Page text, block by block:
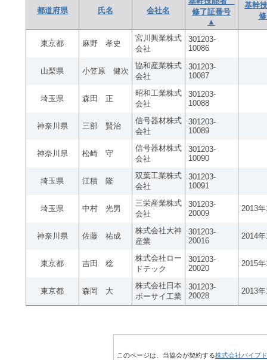
都道府県 氏名 会社名
修了証番号
▲
基幹
東京都 麻野 孝史
宮川興業株式
会社
301203-
10086
山梨県 小笠原 健次
協和産業株式
会社
301203-
10087
埼玉県 森田 正
昭和工業株式
会社
301203-
10088
神奈川県 三部 賢治
信号器材株式
会社
301203-
10089
神奈川県 松崎 守
信号器材株式
会社
301203-
10090
埼玉県 江積 隆
双葉工業株式
会社
301203-
10091
埼玉県 中村 光男
三栄産業株式
会社
301203-
20009
2013
神奈川県 佐藤 祐成
株式会社大神
産業
301203-
20016
2014
東京都 吉田 稔
株式会社ロー
ドテック
301203-
20020
2015
東京都 森岡 大
株式会社日本
ボーサイ工業
301203-
20028
2013
このページは、当協会が契約する株式会社パイプ